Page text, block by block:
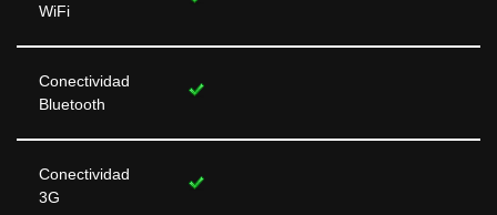
WiFi
Conectividad
Bluetooth
Conectividad
3G